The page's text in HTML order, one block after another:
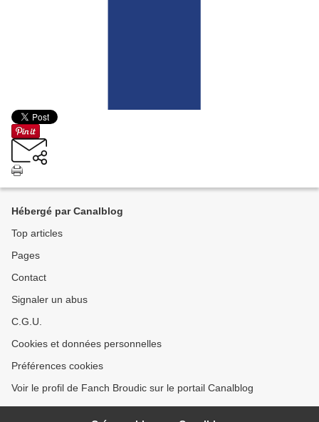
Hébergé par Canalblog
Top articles
Pages
Contact
Signaler un abus
C.G.U.
Cookies et données personnelles
Préférences cookies
Voir le profil de Fanch Broudic sur le portail Canalblog